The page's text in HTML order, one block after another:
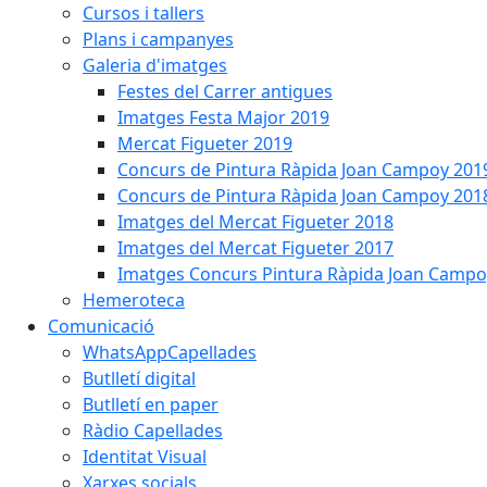
Cursos i tallers
Plans i campanyes
Galeria d'imatges
Festes del Carrer antigues
Imatges Festa Major 2019
Mercat Figueter 2019
Concurs de Pintura Ràpida Joan Campoy
Concurs de Pintura Ràpida Joan Campoy
Imatges del Mercat Figueter 2018
Imatges del Mercat Figueter 2017
Imatges Concurs Pintura Ràpida Joan
Hemeroteca
Comunicació
WhatsAppCapellades
Butlletí digital
Butlletí en paper
Ràdio Capellades
Identitat Visual